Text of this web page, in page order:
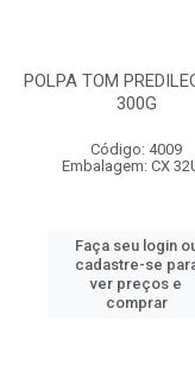
POLPA TOM
300G
Código: 4009
Embalagem: CX
Faça seu login
cadastre-se
ver preços e
comprar